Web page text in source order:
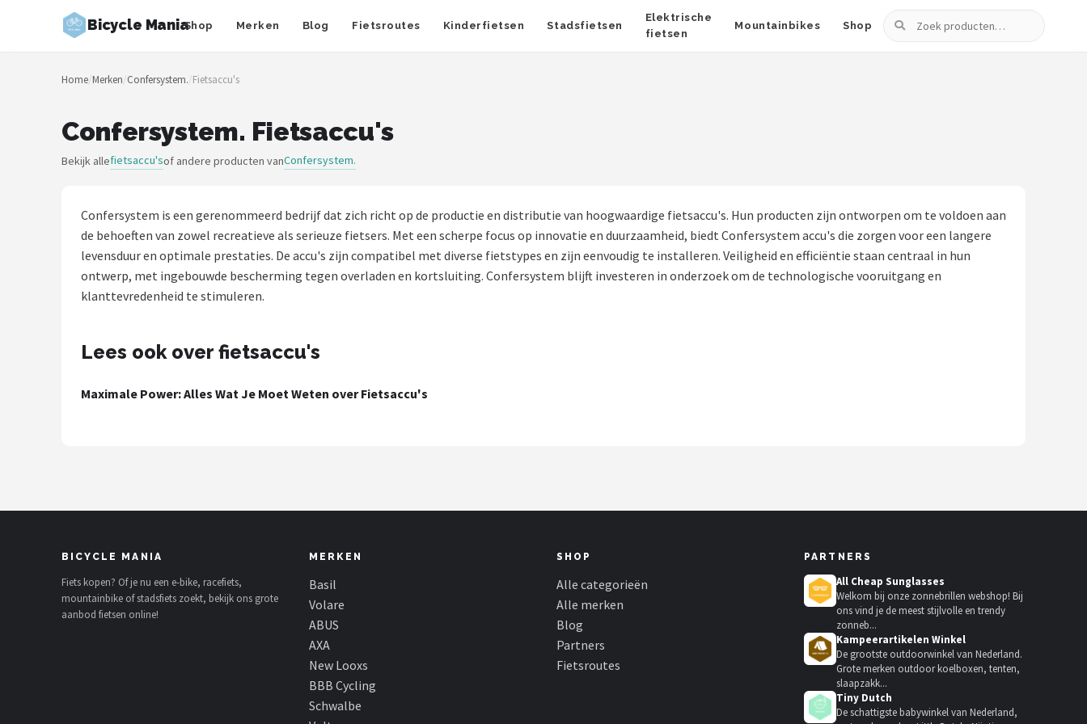
Bicycle ManiaShop Merken Blog Fietsroutes Kinderfietsen Stadsfietsen
Elektrische
fietsen
Mountainbikes Shop
Zoeken
Zoeken
NAVIGATIE
Merken
Fietsroutes
Kinderfietsen
Elektrische fietsen
Mountainbikes
Home/Merken/Confersystem./Fietsaccu's
Confersystem. Fietsaccu's
Bekijk allefietsaccu'sof andere producten vanConfersystem.
Confersystem is een gerenommeerd bedrijf dat zich richt op de productie en distributie van hoogwaardige fietsaccu's. Hun producten zijn ontworpen om te voldoen aan
de behoeften van zowel recreatieve als serieuze fietsers. Met een scherpe focus op innovatie en duurzaamheid, biedt Confersystem accu's die zorgen voor een langere
levensduur en optimale prestaties. De accu's zijn compatibel met diverse fietstypes en zijn eenvoudig te installeren. Veiligheid en efficiëntie staan centraal in hun
ontwerp, met ingebouwde bescherming tegen overladen en kortsluiting. Confersystem blijft investeren in onderzoek om de technologische vooruitgang en
klanttevredenheid te stimuleren.
Lees ook over fietsaccu's
Maximale Power: Alles Wat Je Moet Weten over Fietsaccu's
BICYCLE MANIA
Fiets kopen? Of je nu een e-bike, racefiets,
mountainbike of stadsfiets zoekt, bekijk ons grote
aanbod fietsen online!
MERKEN
Basil
Volare
ABUS
AXA
New Looxs
BBB Cycling
Schwalbe
SHOP
Alle categorieën
Alle merken
Blog
Partners
Fietsroutes
PARTNERS
All Cheap Sunglasses
Welkom bij onze zonnebrillen webshop! Bij
ons vind je de meest stijlvolle en trendy
zonneb...
Kampeerartikelen Winkel
De grootste outdoorwinkel van Nederland.
Grote merken outdoor koelboxen, tenten,
slaapzakk...
Tiny Dutch
De schattigste babywinkel van Nederland,